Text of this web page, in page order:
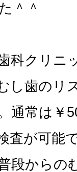
＾＾
科クリニ
し歯のリ
通常は￥
査が可能
段からの